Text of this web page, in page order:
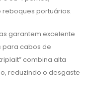
portuários.
garantem excelente
para cabos de
combina alta
reduzindo o desgaste